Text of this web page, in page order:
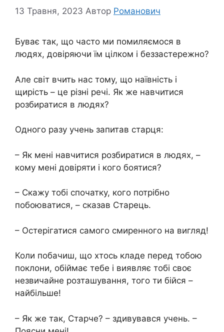
13 Травня, 2023 Автор Романович
Буває так, що часто ми помиляємося в
людях, довіряючи їм цілком і беззастережно?
Але світ вчить нас тому, що наївність і
щирість – це різні речі. Як же навчитися
розбиратися в людях?
Одного разу учень запитав старця:
– Як мені навчитися розбиратися в людях, –
кому мені довіряти і кого боятися?
– Скажу тобі спочатку, кого потрібно
побоюватися, – сказав Старець.
– Остерігатися самого смиренного на вигляд!
Коли побачиш, що хтось кладе перед тобою
поклони, обіймає тебе і виявляє тобі своє
незвичайне розташування, того ти бійся –
найбільше!
– Як же так, Старче? – здивувався учень. –